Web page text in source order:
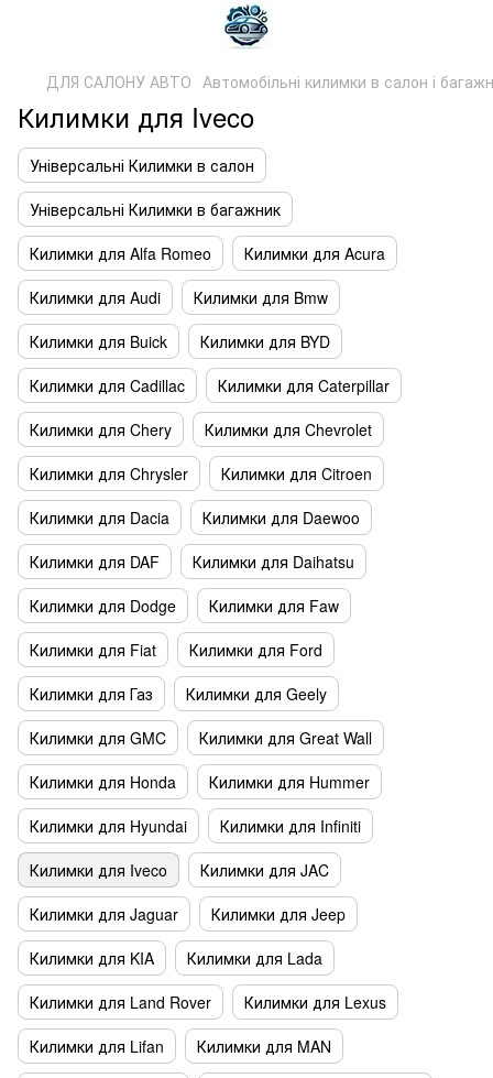
ДЛЯ САЛОНУ АВТО Автомобільні килимки в салон і
Килимки для Iveco
Універсальні Килимки в салон
Універсальні Килимки в багажник
Килимки для Alfa Romeo
Килимки для Acura
Килимки для Audi
Килимки для Bmw
Килимки для Buick
Килимки для BYD
Килимки для Cadillac
Килимки для Caterpillar
Килимки для Chery
Килимки для Chevrolet
Килимки для Chrysler
Килимки для Citroen
Килимки для Dacia
Килимки для Daewoo
Килимки для DAF
Килимки для Daihatsu
Килимки для Dodge
Килимки для Faw
Килимки для Fiat
Килимки для Ford
Килимки для Газ
Килимки для Geely
Килимки для GMC
Килимки для Great Wall
Килимки для Honda
Килимки для Hummer
Килимки для Hyundai
Килимки для Infiniti
Килимки для Iveco
Килимки для JAC
Килимки для Jaguar
Килимки для Jeep
Килимки для KIA
Килимки для Lada
Килимки для Land Rover
Килимки для Lexus
Килимки для Lifan
Килимки для MAN